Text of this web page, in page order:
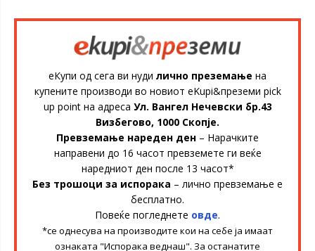
еКупи од сега ви нуди лично преземање на
купените производи во новиот eKupi&преземи pick
up point на адреса Ул. Вангел Нечевски бр.43
Визбегово, 1000 Скопје.
Превземање нареден ден – Нарачките
направени до 16 часот превземете ги веќе
наредниот ден после 13 часот*
Без трошоци за испорака – лично превземање е
бесплатно.
Повеќе погледнете овде.
*се однесува на производите кои на себе ја имаат
ознаката "Испорака веднаш". За останатите